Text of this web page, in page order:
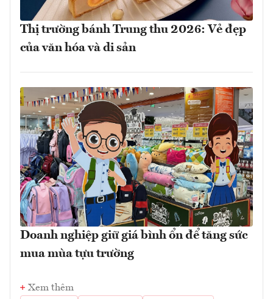
Thị trường bánh Trung thu 2026: Vẻ đẹp
của văn hóa và di sản
Doanh nghiệp giữ giá bình ổn để tăng sức
mua mùa tựu trường
Xem thêm